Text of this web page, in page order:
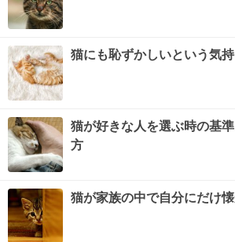
猫にも恥ずかしいという気
猫が好きな人を選ぶ時の基
方
猫が家族の中で自分にだけ